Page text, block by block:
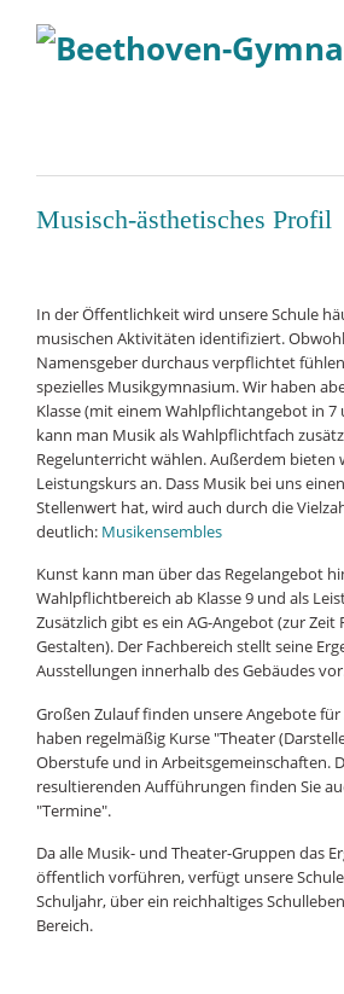
Musisch-ästhetisches Profil
In der Öffentlichkeit wird unsere Schule
musischen Aktivitäten identifiziert.
Namensgeber durchaus verpflichtet
spezielles Musikgymnasium. Wir haben
Klasse (mit einem Wahlpflichtangebot in 7
kann man Musik als Wahlpflichtfach
Regelunterricht wählen. Außerdem bieten
Leistungskurs an. Dass Musik bei uns
Stellenwert hat, wird auch durch die
deutlich: Musikensembles
Kunst kann man über das Regelangebot
Wahlpflichtbereich ab Klasse 9 und als
Zusätzlich gibt es ein AG-Angebot (zur
Gestalten). Der Fachbereich stellt seine
Ausstellungen innerhalb des Gebäudes
Großen Zulauf finden unsere Angebote
haben regelmäßig Kurse "Theater
Oberstufe und in Arbeitsgemeinschaften.
resultierenden Aufführungen finden Sie
"Termine".
Da alle Musik- und Theater-Gruppen das
öffentlich vorführen, verfügt unsere
Schuljahr, über ein reichhaltiges
Bereich.